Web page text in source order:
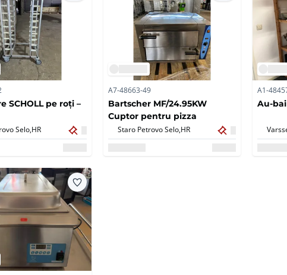
SCHOLL pe roți –
Selo, HR
A7-48663-49
Bartscher MF/24.95KW
Cuptor pentru pizza
Staro Petrovo Selo, HR
A1-
Au-